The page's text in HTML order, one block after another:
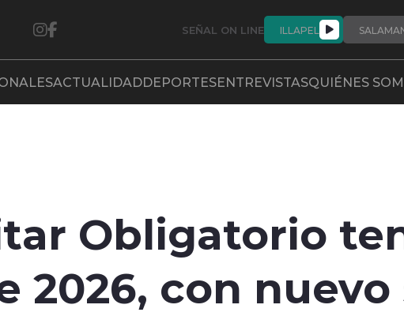
SEÑAL ON LINE ILLAPEL
ACTUALIDADDEPORTESENTREVISTASQUIÉNES
Obligatorio
2026, con